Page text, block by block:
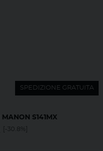
SPEDIZIONE GRATUITA
S141MX
[-30.8%]